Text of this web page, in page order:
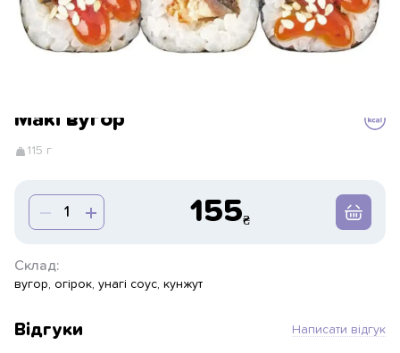
Макі вугор
115 г
155
Склад:
вугор, огірок, унагі соус, кунжут
Відгуки Написати відгук